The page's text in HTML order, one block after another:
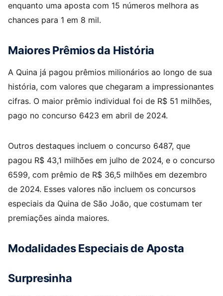
enquanto uma aposta com 15 números melhora as
chances para 1 em 8 mil.
Maiores Prêmios da História
A Quina já pagou prêmios milionários ao longo de sua
história, com valores que chegaram a impressionantes
cifras. O maior prêmio individual foi de R$ 51 milhões,
pago no concurso 6423 em abril de 2024.
Outros destaques incluem o concurso 6487, que
pagou R$ 43,1 milhões em julho de 2024, e o concurso
6599, com prêmio de R$ 36,5 milhões em dezembro
de 2024. Esses valores não incluem os concursos
especiais da Quina de São João, que costumam ter
premiações ainda maiores.
Modalidades Especiais de Aposta
Surpresinha